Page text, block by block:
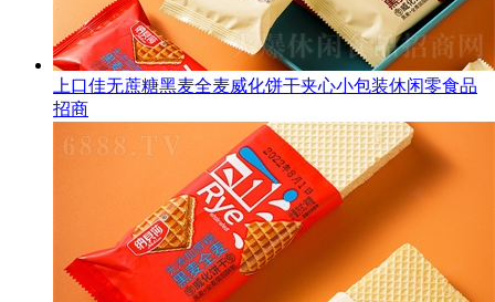
上口佳无蔗糖黑麦全麦威化饼干夹心小包装休闲零食品
招商